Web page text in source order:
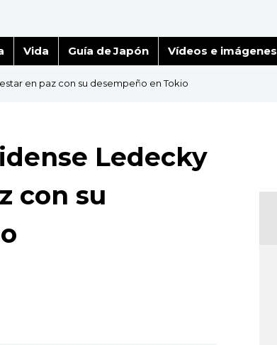
Vida Guía de Japón Vídeos e imágenes
en paz con su desempeño en Tokio
Ledecky
con su